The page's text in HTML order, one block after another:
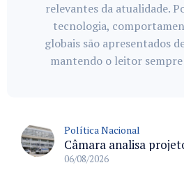
relevantes da atualidade.
tecnologia,
globais são apresentados
mantendo o leitor
Política Nacional
06/08/2026